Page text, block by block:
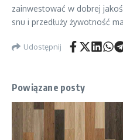
zainwestować w dobrej
snu i przedłuży żywotność
Udostępnij
Powiązane posty